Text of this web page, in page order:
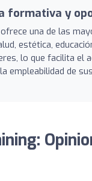
formativa y
una de las
estética,
lo que facilita el
empleabilidad de